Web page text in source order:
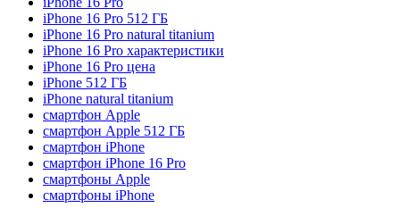
iPhone 16 Pro 512 ГБ
iPhone 16 Pro natural titanium
iPhone 16 Pro характеристики
iPhone 16 Pro цена
iPhone 512 ГБ
iPhone natural titanium
смартфон Apple
смартфон Apple 512 ГБ
смартфон iPhone
смартфон iPhone 16 Pro
смартфоны Apple
смартфоны iPhone